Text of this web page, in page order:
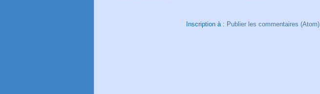
Inscription à : Publier les commentaires (Atom)